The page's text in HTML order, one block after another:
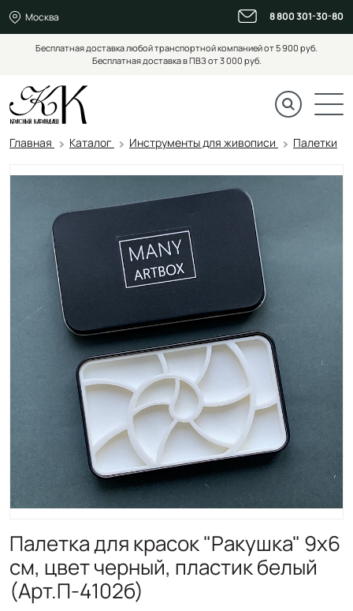
Москва 8 800 301-30-80
Бесплатная доставка любой транспортной компанией от 5 900 руб.
Бесплатная доставка в ПВЗ от 3 000 руб.
Главная Каталог Инструменты для живописи Палетки
Палетка для красок "Ракушка" 9х6
см, цвет черный, пластик белый
(Арт.П-4102б)